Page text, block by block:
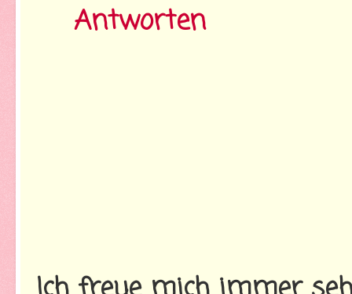
Antworten